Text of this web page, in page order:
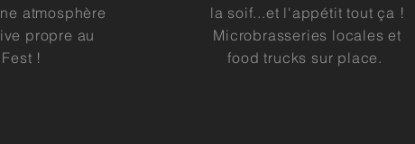
atmosphère
propre au
!
la soif...et l'appétit tout ça !
Microbrasseries locales et
foodtrucks sur place.